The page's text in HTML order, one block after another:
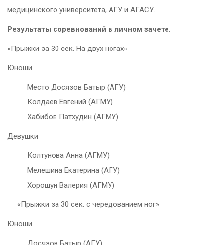
медицинского университета, АГУ и АГАСУ.
Результаты соревнований в личном зачете.
«Прыжки за 30 сек. На двух ногах»
Юноши
Место Досязов Батыр (АГУ)
Колдаев Евгений (АГМУ)
Хабибов Патхудин (АГМУ)
Девушки
Колтунова Анна (АГМУ)
Мелешина Екатерина (АГУ)
Хорошун Валерия (АГМУ)
«Прыжки за 30 сек. с чередованием ног»
Юноши
Досязов Батыр (АГУ)